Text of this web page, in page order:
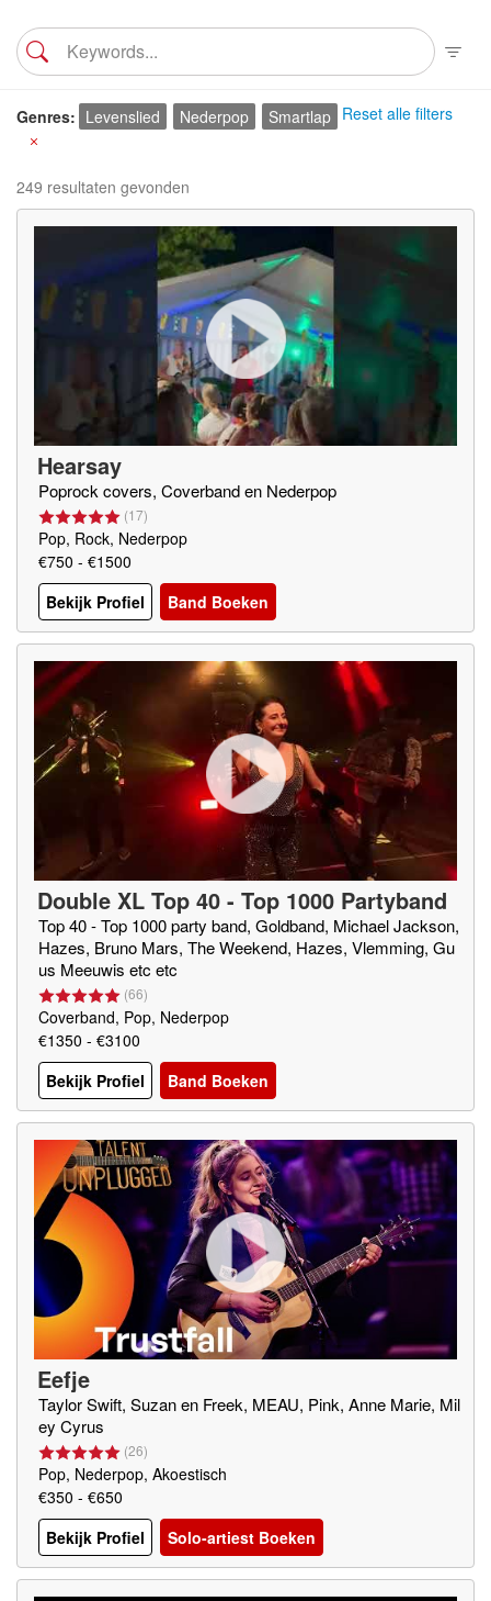
Reset alle filters
Genres Levenslied Nederpop
Smartlap
249 resultaten gevonden
Hearsay
Poprock covers, Coverband en Nederpop
(17)
Pop, Rock, Nederpop
€750 - €1500
Bekijk Profiel
Band Boeken
Double XL Top 40 - Top 1000 Partyband
Coverband
Top 40 - Top 1000 party band, Goldband, Michael Jackson,
Hazes, Bruno Mars, The Weekend, Hazes, Vlemming, Gu
us Meeuwis etc etc
(66)
Coverband, Pop, Nederpop
€1350 - €3100
Bekijk Profiel
Band Boeken
Eefje
Taylor Swift, Suzan en Freek, MEAU, Pink, Anne Marie, Mil
ey Cyrus
(26)
Pop, Nederpop, Akoestisch
€350 - €650
Bekijk Profiel
Solo-artiest Boeken